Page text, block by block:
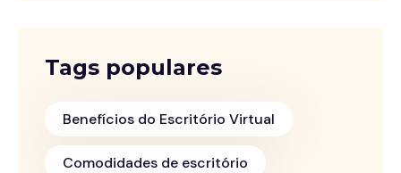
Tags populares
Benefícios do Escritório Virtual
Comodidades de escritório